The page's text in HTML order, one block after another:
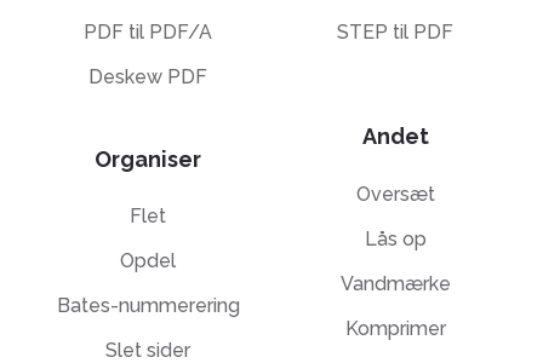
PDF til PDF/A
Deskew PDF
Organiser
Flet
Opdel
Bates-nummerering
Slet sider
STEP til PDF
Andet
Oversæt
Lås op
Vandmærke
Komprimer